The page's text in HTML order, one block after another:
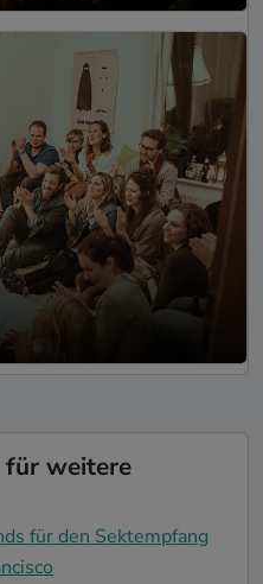
für weitere
für den Sektempfang